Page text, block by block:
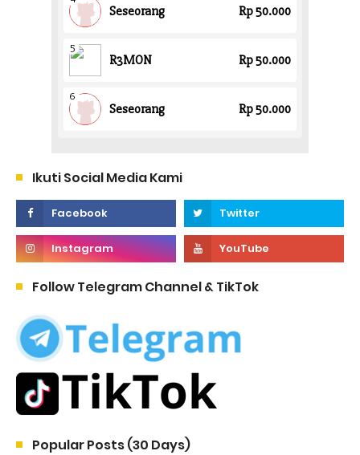
Ikuti Social Media Kami
Follow Telegram Channel & TikTok
Popular Posts (30 Days)